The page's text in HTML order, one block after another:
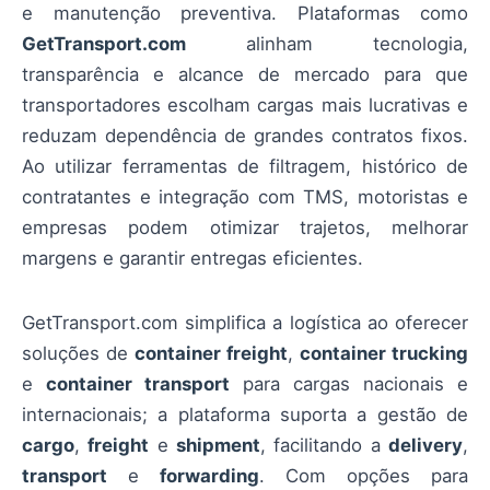
e manutenção preventiva. Plataformas como
GetTransport.com alinham tecnologia,
transparência e alcance de mercado para que
transportadores escolham cargas mais lucrativas e
reduzam dependência de grandes contratos fixos.
Ao utilizar ferramentas de filtragem, histórico de
contratantes e integração com TMS, motoristas e
empresas podem otimizar trajetos, melhorar
margens e garantir entregas eficientes.
GetTransport.com simplifica a logística ao oferecer
soluções de container freight, container trucking
e container transport para cargas nacionais e
internacionais; a plataforma suporta a gestão de
cargo,freight eshipment, facilitando adelivery,
transport e forwarding. Com opções para